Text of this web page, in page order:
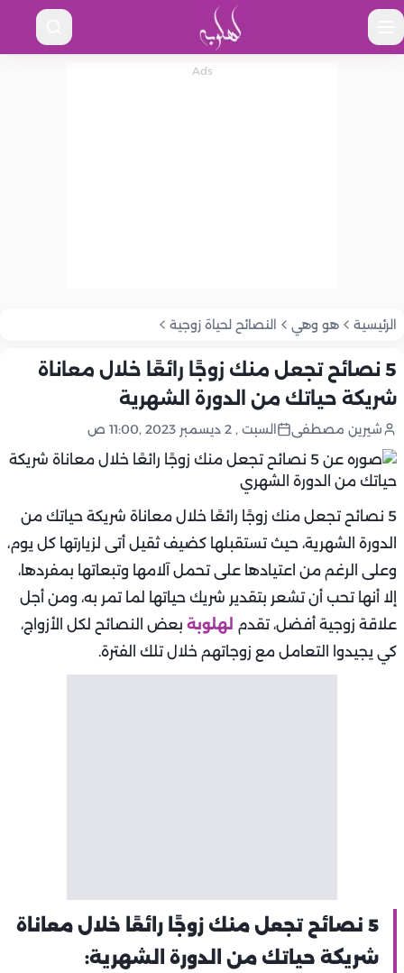
الرئيسية هو وهي النصائح لحياة زوجية
5 نصائح تجعل منك زوجًا رائعًا خلال معاناة
شريكة حياتك من الدورة الشهرية
شيرين مصطفى السبت , 2 ديسمبر 2023 ,11:00 ص
5 نصائح تجعل منك زوجًا رائعًا خلال معاناة شريكة حياتك من
الدورة الشهرية، حيث تستقبلها كضيف ثقيل أتى لزيارتها كل يوم،
وعلى الرغم من اعتيادها على تحمل آلامها وتبعاتها بمفردها،
إلا أنها تحب أن تشعر بتقدير شريك حياتها لما تمر به، ومن أجل
علاقة زوجية أفضل، تقدم لهلوبة بعض النصائح لكل الأزواج،
كي يجيدوا التعامل مع زوجاتهم خلال تلك الفترة.
5 نصائح تجعل منك زوجًا رائعًا خلال معاناة
شريكة حياتك من الدورة الشهرية: